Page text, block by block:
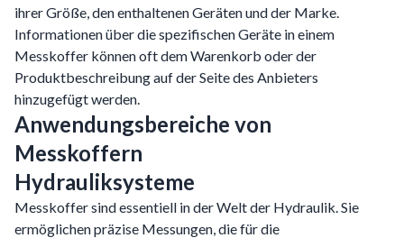
ihrer Größe, den enthaltenen Geräten und der Marke.
Informationen über die spezifischen Geräte in einem
Messkoffer können oft dem Warenkorb oder der
Produktbeschreibung auf der Seite des Anbieters
hinzugefügt werden.
Anwendungsbereiche von
Messkoffern
Hydrauliksysteme
Messkoffer sind essentiell in der Welt der Hydraulik. Sie
ermöglichen präzise Messungen, die für die